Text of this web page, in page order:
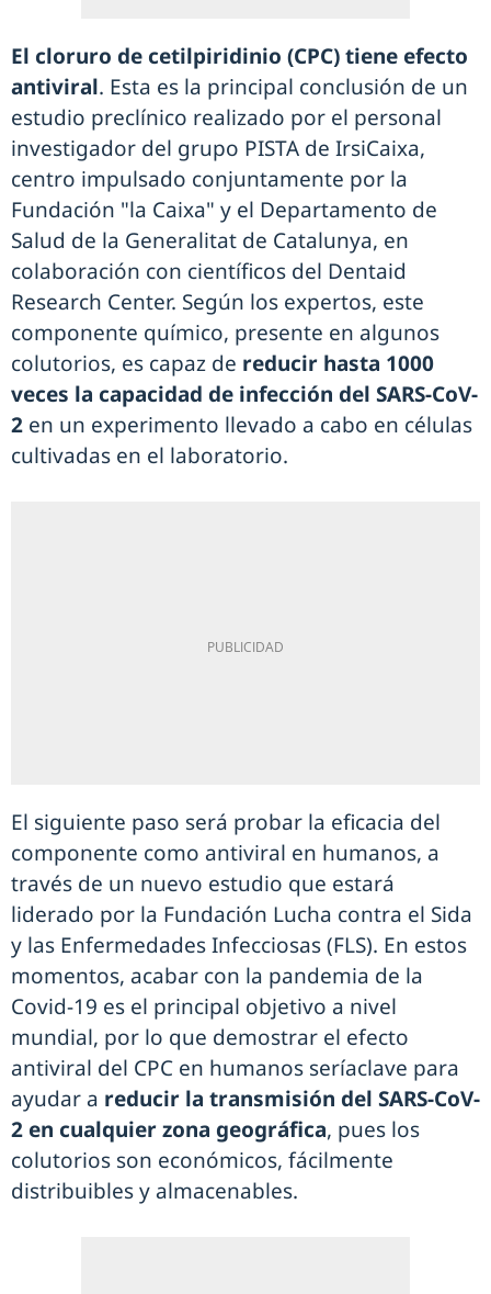
El cloruro de cetilpiridinio (CPC) tiene efecto
antiviral. Esta es la principal conclusión de un
estudio preclínico realizado por el personal
investigador del grupo PISTA de IrsiCaixa,
centro impulsado conjuntamente por la
Fundación "la Caixa" y el Departamento de
Salud de la Generalitat de Catalunya, en
colaboración con científicos del Dentaid
Research Center. Según los expertos, este
componente químico, presente en algunos
colutorios, es capaz de reducir hasta 1000
veces la capacidad de infección del SARS-CoV-
2 en un experimento llevado a cabo en células
cultivadas en el laboratorio.
El siguiente paso será probar la eficacia del
componente como antiviral en humanos, a
través de un nuevo estudio que estará
liderado por la Fundación Lucha contra el Sida
y las Enfermedades Infecciosas (FLS). En estos
momentos, acabar con la pandemia de la
Covid-19 es el principal objetivo a nivel
mundial, por lo que demostrar el efecto
antiviral del CPC en humanos seríaclave para
ayudar a reducir la transmisión del SARS-CoV-
2 en cualquier zona geográfica, pues los
colutorios son económicos, fácilmente
distribuibles y almacenables.